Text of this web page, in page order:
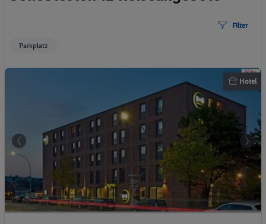
Filter
Parkplatz
Hotel